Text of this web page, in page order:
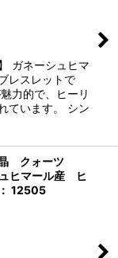
ガネーシュヒマ
レスレットで
力的で、ヒーリ
ています。 シン
晶 クォーツ
ヒマール産 ヒ
12505